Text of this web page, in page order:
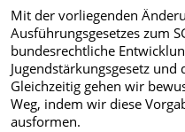
Mit der vorliegenden
Ausführungsgesetzes zum
bundesrechtliche
Jugendstärkungsgesetz und
Gleichzeitig gehen wir
Weg, indem wir diese
ausformen.